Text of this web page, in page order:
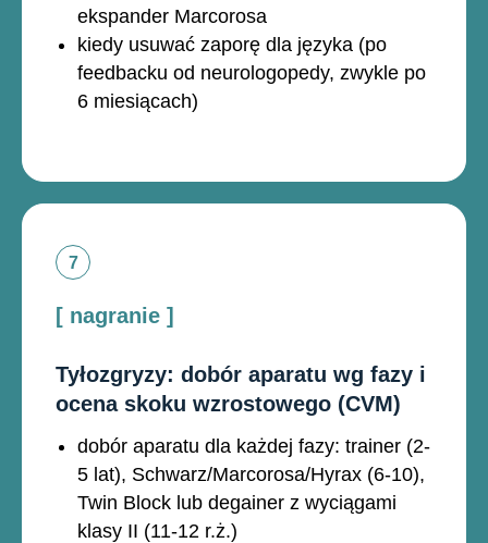
ekspander Marcorosa
kiedy usuwać zaporę dla języka (po
feedbacku od neurologopedy, zwykle po
6 miesiącach)
[ nagranie ]
Tyłozgryzy: dobór aparatu wg fazy i
ocena skoku wzrostowego (CVM)
dobór aparatu dla każdej fazy: trainer (2-
5 lat), Schwarz/Marcorosa/Hyrax (6-10),
Twin Block lub degainer z wyciągami
klasy II (11-12 r.ż.)